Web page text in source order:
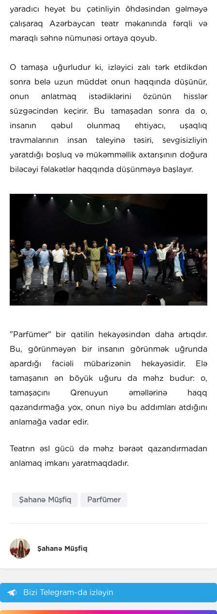
yaradıcı heyət bu çətinliyin öhdəsindən gəlməyə
çalışaraq Azərbaycan teatr məkanında fərqli və
maraqlı səhnə nümunəsi ortaya qoyub.
O tamaşa uğurludur ki, izləyici zalı tərk etdikdən
sonra belə uzun müddət onun haqqında düşünür,
onun anlatmaq istədiklərini özünün hisslər
süzgəcindən keçirir. Bu tamaşadan sonra da o,
insanın qəbul olunmaq ehtiyacı, uşaqlıq
travmalarının insan taleyinə təsiri, sevgisizliyin
yaratdığı boşluq və mükəmməllik axtarışının doğura
biləcəyi fəlakətlər haqqında düşünməyə başlayır.
"Parfümer" bir qatilin hekayəsindən daha artıqdır.
Bu, görünməyən bir insanın görünmək uğrunda
apardığı faciəli mübarizənin hekayəsidir. Elə
tamaşanın ən böyük uğuru da məhz budur: o,
tamaşaçını Qrenuyun əməllərinə haqq
qazandırmağa yox, onun niyə bu addımları atdığını
anlamağa vadar edir.
Teatrın əsl gücü də məhz bəraət qazandırmadan
anlamaq imkanı yaratmaqdadır.
Şahanə Müşfiq Parfümer
Şahanə Müşfiq
Bizi Telegram-da izləyin